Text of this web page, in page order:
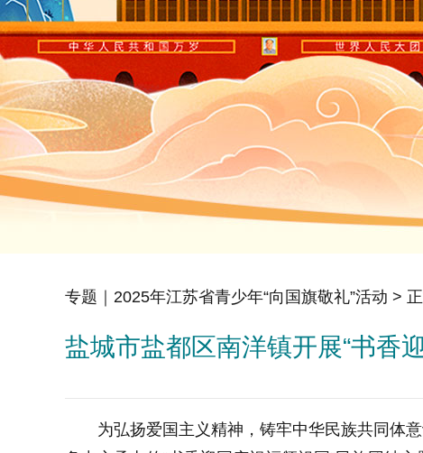
专题｜2025年江苏省青少年“向国旗敬礼”活动 >
盐城市盐都区南洋镇开展“书香
为弘扬爱国主义精神，铸牢中华民族共同体